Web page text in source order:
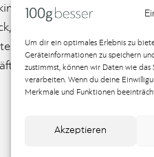
Um dir ein optimales Erlebnis zu
Geräteinformationen zu speichern
zustimmst, können wir Daten wie
verarbeiten. Wenn du deine
Merkmale und Funktionen
Akzeptieren
e.V.
sodass schließlich
Einerseits entstand
Bildern eine